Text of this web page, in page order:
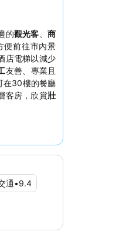
的觀光客 、商
便前往市內景
店電梯以減少
友善、專業且
在30樓的餐廳
客房，欣賞壯
通•9.4